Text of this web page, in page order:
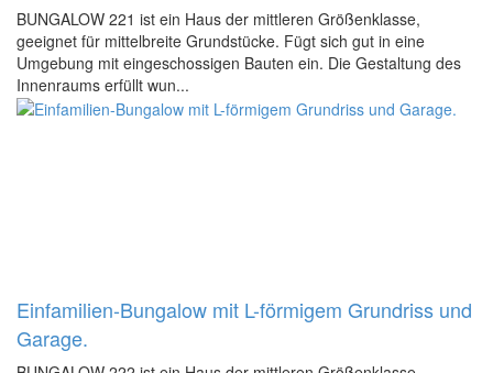
BUNGALOW 221 ist ein Haus der mittleren Größenklasse,
geeignet für mittelbreite Grundstücke. Fügt sich gut in eine
Umgebung mit eingeschossigen Bauten ein. Die Gestaltung des
Innenraums erfüllt wun...
Einfamilien-Bungalow mit L-förmigem Grundriss und
Garage.